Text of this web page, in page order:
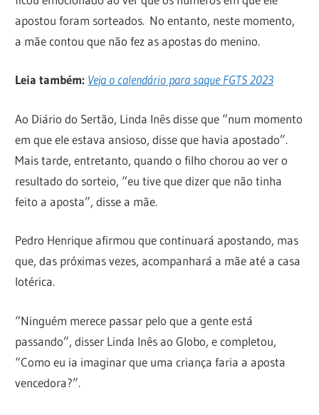
apostou foram sorteados. No entanto, neste momento,
a mãe contou que não fez as apostas do menino.
Leia também: Veja o calendário para saque FGTS 2023
Ao Diário do Sertão, Linda Inês disse que “num momento
em que ele estava ansioso, disse que havia apostado”.
Mais tarde, entretanto, quando o filho chorou ao ver o
resultado do sorteio, “eu tive que dizer que não tinha
feito a aposta”, disse a mãe.
Pedro Henrique afirmou que continuará apostando, mas
que, das próximas vezes, acompanhará a mãe até a casa
lotérica.
“Ninguém merece passar pelo que a gente está
passando”, disser Linda Inês ao Globo, e completou,
“Como eu ia imaginar que uma criança faria a aposta
vencedora?”.